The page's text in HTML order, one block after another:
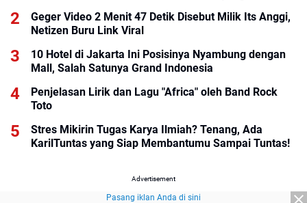
Geger Video 2 Menit 47 Detik Disebut Milik Its Anggi,
Netizen Buru Link Viral
10 Hotel di Jakarta Ini Posisinya Nyambung dengan
Mall, Salah Satunya Grand Indonesia
Penjelasan Lirik dan Lagu "Africa" oleh Band Rock
Toto
Stres Mikirin Tugas Karya Ilmiah? Tenang, Ada
KarilTuntas yang Siap Membantumu Sampai Tuntas!
Advertisement
Pasang iklan Anda di sini